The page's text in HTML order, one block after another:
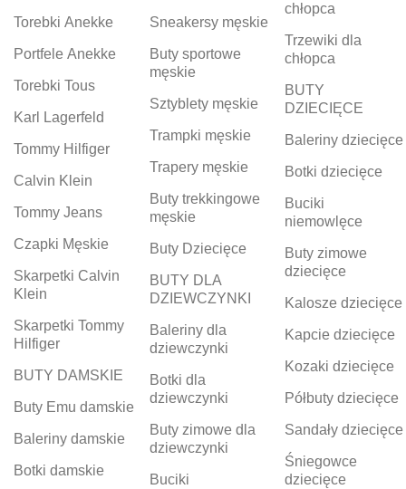
Torebki Anekke
Portfele Anekke
Torebki Tous
Karl Lagerfeld
Tommy Hilfiger
Calvin Klein
Tommy Jeans
Czapki Męskie
Skarpetki Calvin
Klein
Skarpetki Tommy
Hilfiger
BUTY DAMSKIE
Buty Emu damskie
Baleriny damskie
Botki damskie
Sneakersy męskie
Buty sportowe
męskie
Sztyblety męskie
Trampki męskie
Trapery męskie
Buty trekkingowe
męskie
Buty Dziecięce
BUTY DLA
DZIEWCZYNKI
Baleriny dla
dziewczynki
Botki dla
dziewczynki
Buty zimowe dla
dziewczynki
Buciki
chłopca
Trzewiki dla
chłopca
BUTY
DZIECIĘCE
Baleriny dziecięce
Botki dziecięce
Buciki
niemowlęce
Buty zimowe
dziecięce
Kalosze dziecięce
Kapcie dziecięce
Kozaki dziecięce
Półbuty dziecięce
Sandały dziecięce
Śniegowce
dziecięce